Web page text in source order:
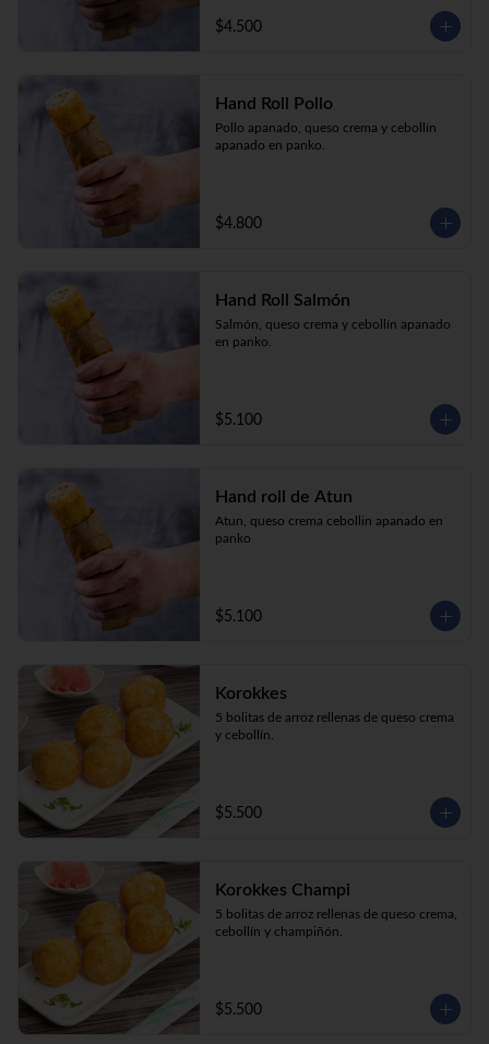
$4.500
Hand Roll Pollo
Pollo apanado, queso crema y cebollín
apanado en panko.
$4.800
Hand Roll Salmón
Salmón, queso crema y cebollín apanado
en panko.
$5.100
Hand roll de Atun
Atun, queso crema cebollin apanado en
panko
$5.100
Korokkes
5 bolitas de arroz rellenas de queso crema
y cebollín.
$5.500
Korokkes Champi
5 bolitas de arroz rellenas de queso crema,
cebollín y champiñón.
$5.500